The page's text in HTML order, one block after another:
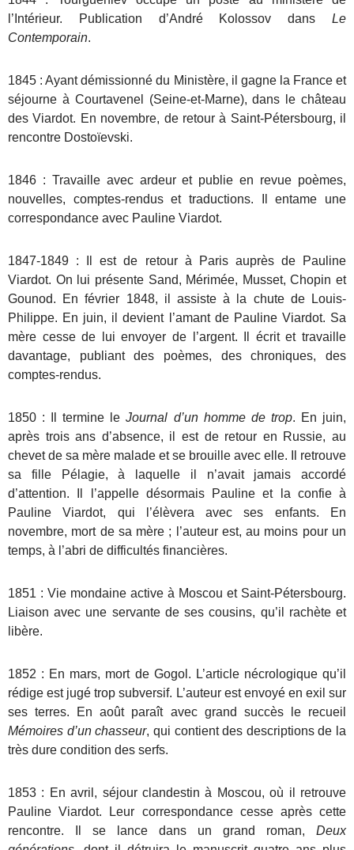
l’Intérieur. Publication d’André Kolossov dans Le
Contemporain.
1845 : Ayant démissionné du Ministère, il gagne la France et
séjourne à Courtavenel (Seine-et-Marne), dans le château
des Viardot. En novembre, de retour à Saint-Pétersbourg, il
rencontre Dostoïevski.
1846 : Travaille avec ardeur et publie en revue poèmes,
nouvelles, comptes-rendus et traductions. Il entame une
correspondance avec Pauline Viardot.
1847-1849 : Il est de retour à Paris auprès de Pauline
Viardot. On lui présente Sand, Mérimée, Musset, Chopin et
Gounod. En février 1848, il assiste à la chute de Louis-
Philippe. En juin, il devient l’amant de Pauline Viardot. Sa
mère cesse de lui envoyer de l’argent. Il écrit et travaille
davantage, publiant des poèmes, des chroniques, des
comptes-rendus.
1850 : Il termine leJournal d’un homme de trop. En juin,
après trois ans d’absence, il est de retour en Russie, au
chevet de sa mère malade et se brouille avec elle. Il retrouve
sa fille Pélagie, à laquelle il n’avait jamais accordé
d’attention. Il l’appelle désormais Pauline et la confie à
Pauline Viardot, qui l’élèvera avec ses enfants. En
novembre, mort de sa mère ; l’auteur est, au moins pour un
temps, à l’abri de difficultés financières.
1851 : Vie mondaine active à Moscou et Saint-Pétersbourg.
Liaison avec une servante de ses cousins, qu’il rachète et
libère.
1852 : En mars, mort de Gogol. L’article nécrologique qu’il
rédige est jugé trop subversif. L’auteur est envoyé en exil sur
ses terres. En août paraît avec grand succès le recueil
Mémoires d’un chasseur, qui contient des descriptions de la
très dure condition des serfs.
1853 : En avril, séjour clandestin à Moscou, où il retrouve
Pauline Viardot. Leur correspondance cesse après cette
rencontre. Il se lance dans un grand roman, Deux